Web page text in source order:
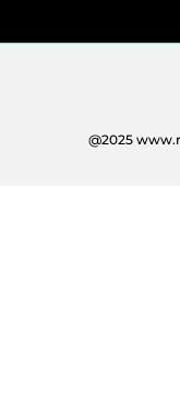
@2025